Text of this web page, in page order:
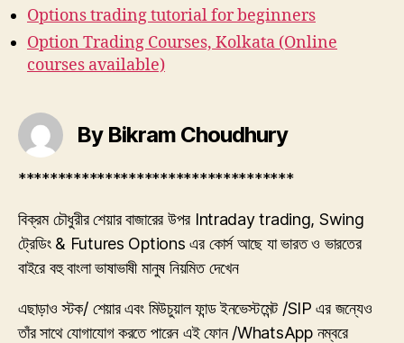
Options trading tutorial for beginners
Option Trading Courses, Kolkata (Online
courses available)
By Bikram Choudhury
***********************************
বিক্রম চৌধুরীর শেয়ার বাজারের উপর Intraday trading, Swing
ট্রেডিং & Futures Options এর কোর্স আছে যা ভারত ও ভারতের
বাইরে বহু বাংলা ভাষাভাষী মানুষ নিয়মিত দেখেন
এছাড়াও স্টক/ শেয়ার এবং মিউচুয়াল ফান্ড ইনভেস্টমেন্ট /SIP এর জন্যেও
তাঁর সাথে যোগাযোগ করতে পারেন এই ফোন /WhatsApp নম্বরে